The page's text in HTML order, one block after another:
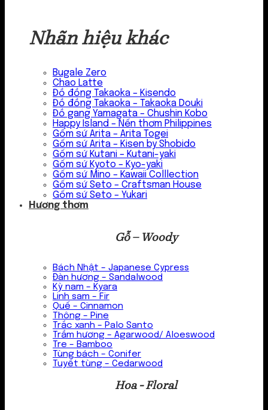
Nhãn hiệu khác
Bugale Zero
Chao Latte
Đồ đồng Takaoka – Kisendo
Đồ đồng Takaoka – Takaoka Douki
Đồ gang Yamagata – Chushin Kobo
Happy Island – Nến thơm Philippines
Gốm sứ Arita – Arita Togei
Gốm sứ Arita – Kisen by Shobido
Gốm sứ Kutani – Kutani-yaki
Gốm sứ Kyoto – Kyo-yaki
Gốm sứ Mino – Kawaii Colllection
Gốm sứ Seto – Craftsman House
Gốm sứ Seto – Yukari
Hương thơm
Gỗ – Woody
Bách Nhật – Japanese Cypress
Đàn hương – Sandalwood
Kỳ nam – Kyara
Linh sam – Fir
Quế – Cinnamon
Thông – Pine
Trắc xanh – Palo Santo
Trầm hương – Agarwood/ Aloeswood
Tre – Bamboo
Tùng bách – Conifer
Tuyết tùng – Cedarwood
Hoa - Floral